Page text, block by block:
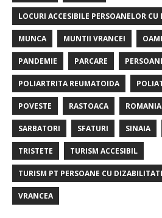
LOCURI ACCESIBILE PERSOANELOR
MUNCA MUNTII VRANCEI
PANDEMIE PARCARE
POLIARTRITA REUMATOIDA
POVESTE RASTOACA ROMANIA
SARBATORI SFATURI SINAIA
TRISTETE TURISM ACCESIBIL
TURISM PT PERSOANE CU DIZABILITATI
VRANCEA